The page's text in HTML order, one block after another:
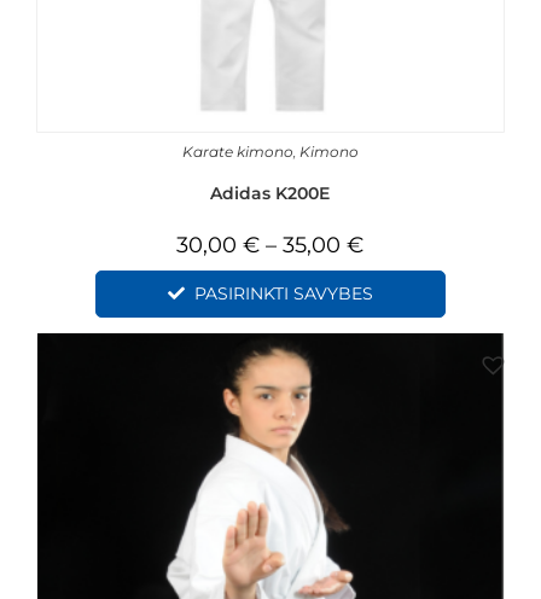
Karate kimono Kimono
Adidas K200E
30,00€ – 35,00€
PASIRINKTI SAVYBES